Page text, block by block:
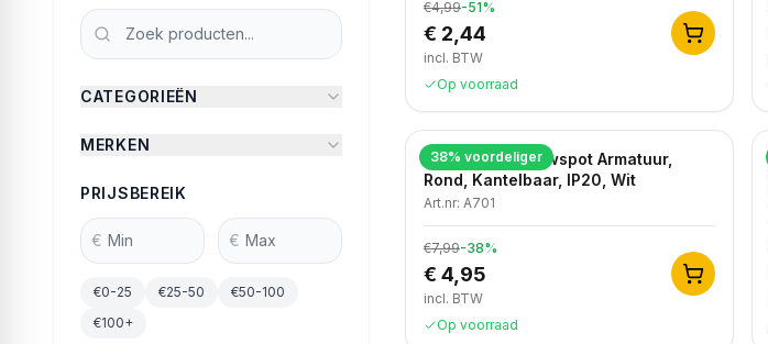
CATEGORIEËN
MERKEN
PRIJSBEREIK
€ €
€0-25 €25-50
€50-100
€100+
€4,99-51%
€ 2,44
incl. BTW
Op voorraad
38% voordeliger
LED GU10 Inbouwspot Armatuur,
Rond, Kantelbaar, IP20, Wit
Art.nr: A701
€7,99-38%
€ 4,95
incl. BTW
Op voorraad